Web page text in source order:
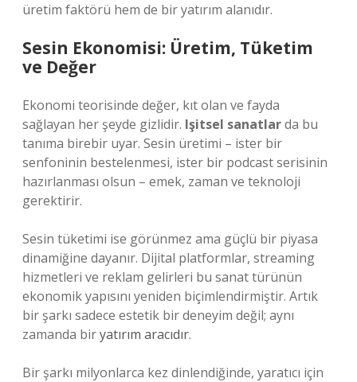
üretim faktörü hem de bir yatırım alanıdır.
Sesin Ekonomisi: Üretim, Tüketim
ve Değer
Ekonomi teorisinde değer, kıt olan ve fayda
sağlayan her şeyde gizlidir. Işitsel sanatlarda bu
tanıma birebir uyar. Sesin üretimi – ister bir
senfoninin bestelenmesi, ister bir podcast serisinin
hazırlanması olsun – emek, zaman ve teknoloji
gerektirir.
Sesin tüketimi ise görünmez ama güçlü bir piyasa
dinamiğine dayanır. Dijital platformlar, streaming
hizmetleri ve reklam gelirleri bu sanat türünün
ekonomik yapısını yeniden biçimlendirmiştir. Artık
bir şarkı sadece estetik bir deneyim değil; aynı
zamanda biryatırım aracıdır.
Bir şarkı milyonlarca kez dinlendiğinde, yaratıcı için